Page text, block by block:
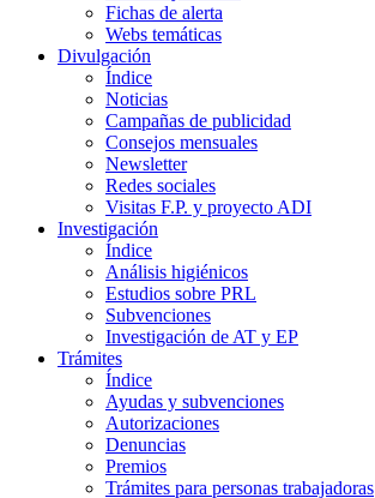
Fichas de alerta
Webs temáticas
Divulgación
Índice
Noticias
Campañas de publicidad
Consejos mensuales
Newsletter
Redes sociales
Visitas F.P. y proyecto ADI
Investigación
Índice
Análisis higiénicos
Estudios sobre PRL
Subvenciones
Investigación de AT y EP
Trámites
Índice
Ayudas y subvenciones
Autorizaciones
Denuncias
Premios
Trámites para personas trabajadoras